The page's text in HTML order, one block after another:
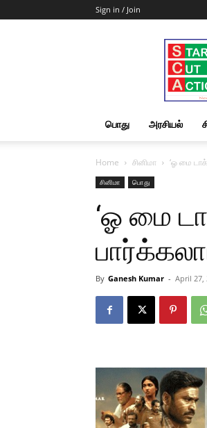
Sign in / Join
பொது அரசியல்
Home சினிமா ‘ஓ மை
சினிமா பொது
‘ஓ மை
By Ganesh Kumar - April 27,